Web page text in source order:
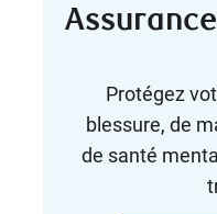
Protégez
blessure, de
de santé